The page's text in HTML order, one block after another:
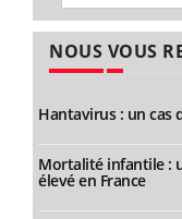
NOUS VOUS
Hantavirus : un cas
Mortalité infantile :
élevé en France